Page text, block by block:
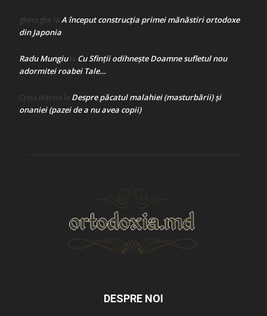
gheorghe la A început construcţia primei mănăstiri ortodoxe
din Japonia
Radu Mungiula Cu Sfinții odihnește Doamne sufletul nou
adormitei roabei Tale…
Crina Marina la Despre păcatul malahiei (masturbării) şi
onaniei (pazei de a nu avea copii)
DESPRE NOI